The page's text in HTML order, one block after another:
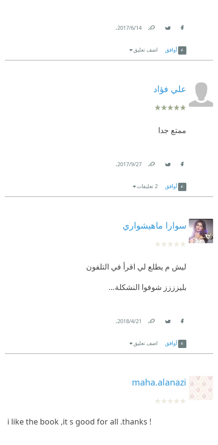
14‏/6‏/2017
.
أوافق اضف تعليق
علي فؤاد
ممتع جدا
27‏/9‏/2017
.
أوافق 2 تعليقات
سوارا ماهيشواري
ليش م يطلع لي اقرأ في التلفون
بليزززز شوفوا النشكلة…
21‏/4‏/2018
.
أوافق اضف تعليق
maha.alanazi
i like the book ,it s good for all .thanks !